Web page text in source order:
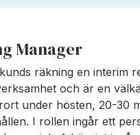
Manager
räkning en interim
och är en
under hösten, 20-30
I rollen ingår ett